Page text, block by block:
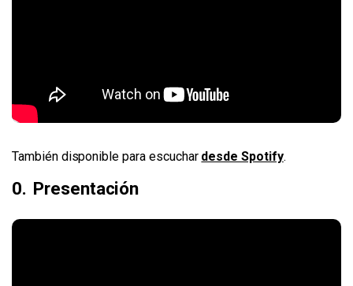
También disponible para escuchar desde Spotify.
0. Presentación